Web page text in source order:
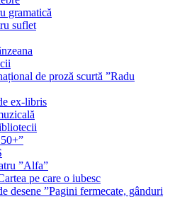
gramatică
suflet
de proză scurtă ”Radu
ex-libris
”Alfa”
pe care o iubesc
desene ”Pagini fermecate, gânduri